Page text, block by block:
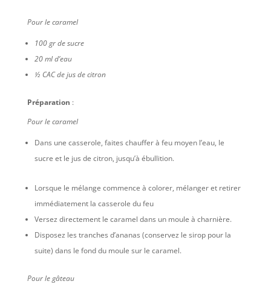
Pour le caramel
100 gr de sucre
20 ml d’eau
½ CAC de jus de citron
Préparation :
Pour le caramel
Dans une casserole, faites chauffer à feu moyen l’eau, le
sucre et le jus de citron, jusqu’à ébullition.
Lorsque le mélange commence à colorer, mélanger et retirer
immédiatement la casserole du feu
Versez directement le caramel dans un moule à charnière.
Disposez les tranches d’ananas (conservez le sirop pour la
suite) dans le fond du moule sur le caramel.
Pour le gâteau